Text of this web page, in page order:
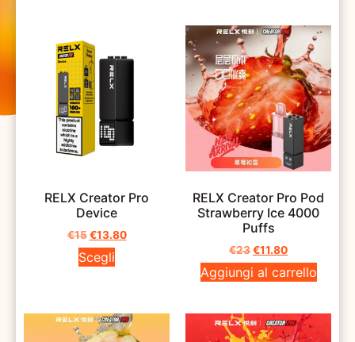
RELX Creator Pro
Device
€15 €13.80
Scegli
RELX Creator Pro Pod
Strawberry Ice 4000
Puffs
€23€11.80
Aggiungi al carrello